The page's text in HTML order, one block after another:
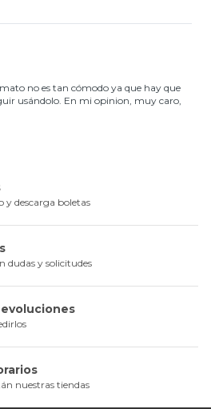
no es tan cómodo ya que hay que
usándolo. En mi opinion, muy caro,
y descarga boletas
dudas y solicitudes
nuestras tiendas